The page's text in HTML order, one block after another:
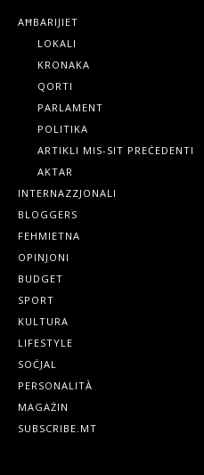
AĦBARIJIET
LOKALI
KRONAKA
QORTI
PARLAMENT
POLITIKA
ARTIKLI MIS-SIT PREĊEDENTI
AKTAR
INTERNAZZJONALI
BLOGGERS
FEHMIETNA
OPINJONI
BUDGET
SPORT
KULTURA
LIFESTYLE
SOĊJAL
PERSONALITÀ
MAGAŻIN
SUBSCRIBE.MT